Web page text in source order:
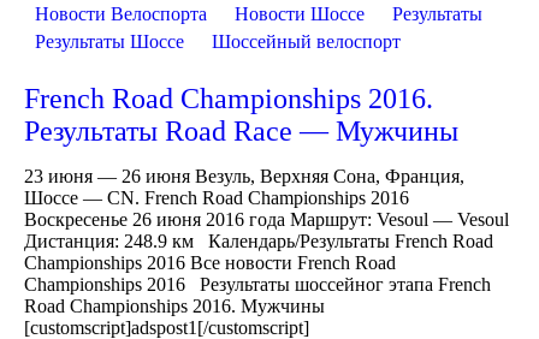
Новости Велоспорта
Новости Шоссе
Результаты
Результаты Шоссе
Шоссейный велоспорт
French Road Championships 2016.
Результаты Road Race — Мужчины
23 июня — 26 июня Везуль, Верхняя Сона, Франция,
Шоссе — CN. French Road Championships 2016
Воскресенье 26 июня 2016 года Маршрут: Vesoul — Vesoul
Дистанция: 248.9 км Календарь/Результаты French Road
Championships 2016 Все новости French Road
Championships 2016 Результаты шоссейног этапа French
Road Championships 2016. Мужчины
[customscript]adspost1[/customscript]